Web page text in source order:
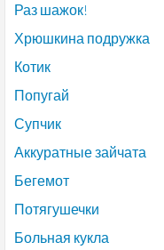
Раз шажок!
Хрюшкина подружка
Котик
Попугай
Супчик
Аккуратные зайчата
Бегемот
Потягушечки
Больная кукла